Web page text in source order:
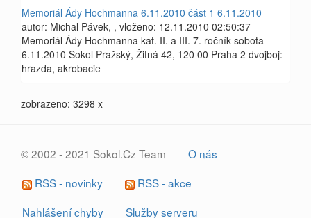
Memoriál Ády Hochmanna 6.11.2010 část 1 6.11.2010
autor: Michal Pávek, , vloženo: 12.11.2010 02:50:37
Memoriál Ády Hochmanna kat. II. a III. 7. ročník sobota
6.11.2010 Sokol Pražský, Žitná 42, 120 00 Praha 2 dvojboj:
hrazda, akrobacie
zobrazeno: 3298 x
© 2002 - 2021 Sokol.Cz Team
O nás
RSS - novinky
RSS - akce
Nahlášení chyby
Služby serveru